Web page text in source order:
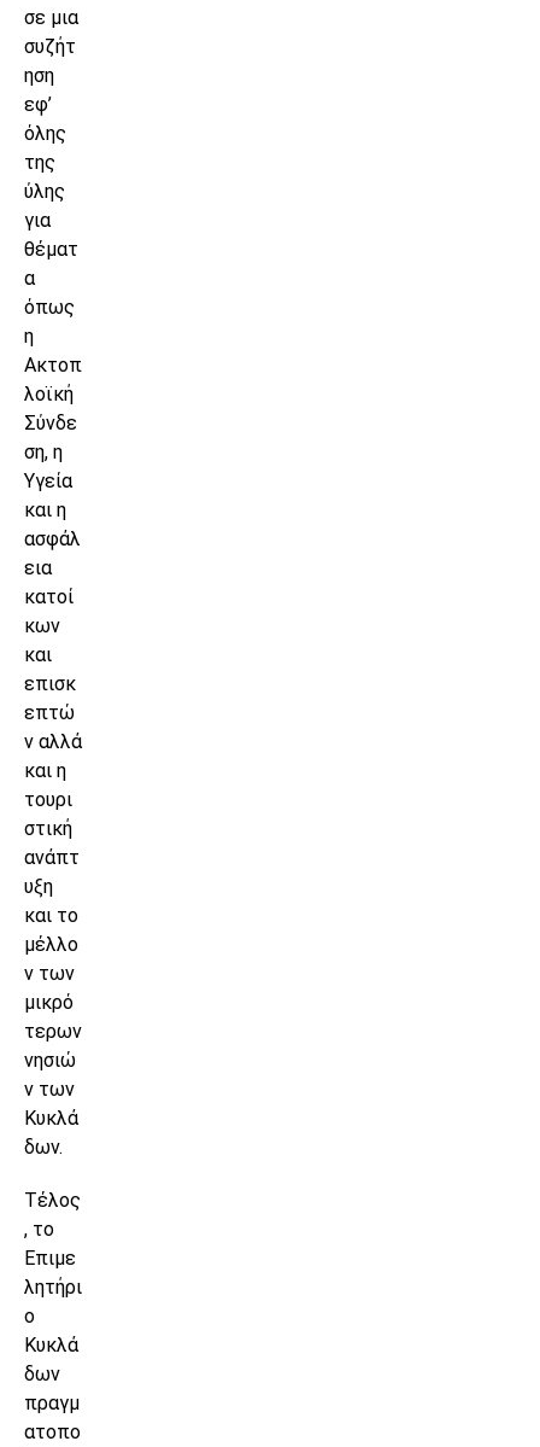
σε μια
συζήτ
ηση
εφ’
όλης
της
ύλης
για
θέματ
α
όπως
η
Ακτοπ
λοϊκή
Σύνδε
ση, η
Υγεία
και η
ασφάλ
εια
κατοί
κων
και
επισκ
επτώ
ν αλλά
και η
τουρι
στική
ανάπτ
υξη
και το
μέλλο
ν των
μικρό
τερων
νησιώ
ν των
Κυκλά
δων.
Τέλος
, το
Επιμε
λητήρι
ο
Κυκλά
δων
πραγμ
ατοπο